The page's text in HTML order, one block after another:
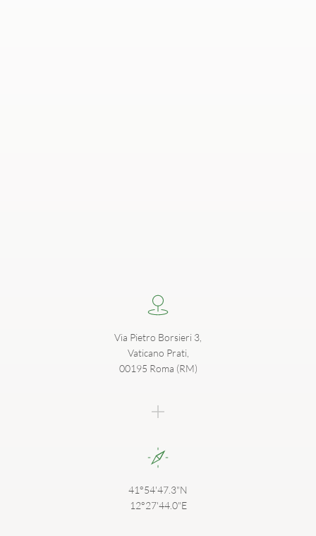
Via Pietro Borsieri 3,
Vaticano Prati,
00195 Roma (RM)
41°54'47.3"N
12°27'44.0"E